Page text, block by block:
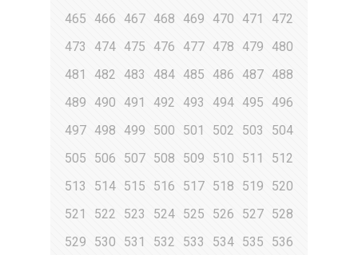
465
466 467 468 469 470 471
472
473
474 475 476 477 478 479
480
481
482 483 484 485 486 487 488
489
490 491 492 493 494 495
496
497 498 499 500 501 502 503
504
505
506 507 508 509 510 511
512
513
514 515 516 517 518 519
520
521
522 523 524 525 526 527 528
529
530 531 532 533 534 535
536